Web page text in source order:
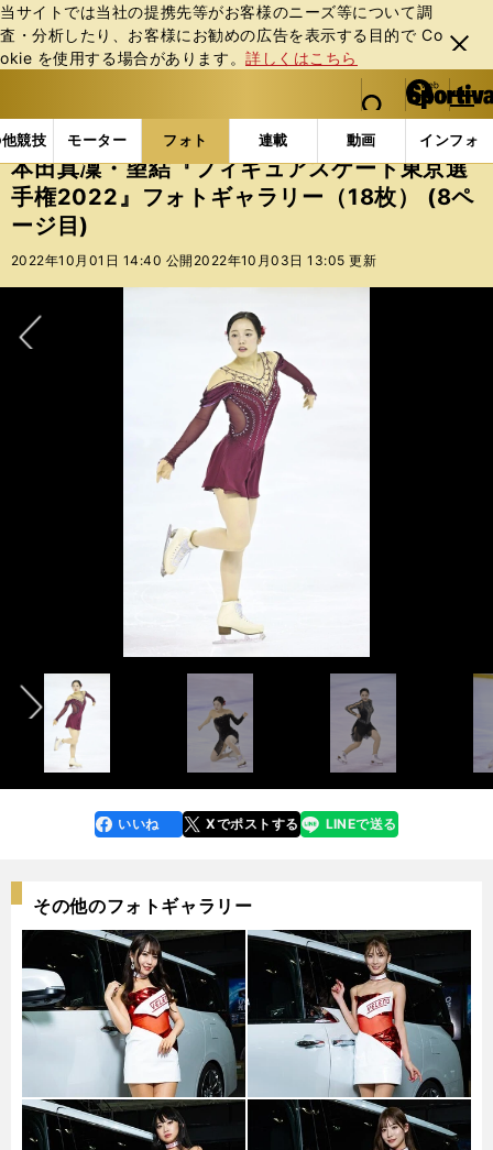
当サイトでは当社の提携先等がお客様のニーズ等について調
査・分析したり、お客様にお勧めの広告を表⽰する⽬的で Co
okie を使⽤する場合があります。詳しくはこちら
閉じ
る
web Sportiva (webスポルティーバ)
検索
マイペ
ー
ジ
メニュ
競技 モーター フォト 連載 動画 インフォ
b
ス
ポ
ル
テ
ー
バ
フォトギャラリー 本田真凜・望結『フィギュアスケ
本田真凜・望結『フィギュアスケート東京選
手権2022』フォトギャラリー（18枚） (8ペ
ージ目)
2022年10月01日 14:40 公開 2022年10月03日 13:05 更新
photo by Noto Sunao（a presto）
『東京選手権2021』フォトギャラリー＞＞
faceboo
k
いいね Xでポストする
line LINEで送る
その他のフォトギャラリー